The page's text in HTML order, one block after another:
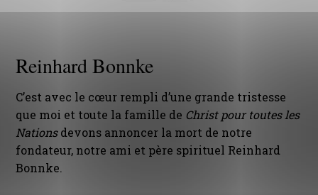
Reinhard Bonnke
C’est avec le cœur rempli d’une grande tristesse
que moi et toute la famille de Christ pour toutes les
Nationsdevons annoncer la mort de notre
fondateur, notre ami et père spirituel Reinhard
Bonnke.